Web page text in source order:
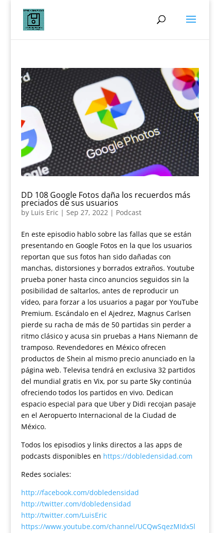
DD 108 Google Fotos daña los recuerdos más
preciados de sus usuarios
by Luis Eric | Sep 27, 2022| Podcast
En este episodio hablo sobre las fallas que se están
presentando en Google Fotos en la que los usuarios
reportan que sus fotos han sido dañadas con
manchas, distorsiones y borrados extraños. Youtube
prueba poner hasta cinco anuncios seguidos sin la
posibilidad de saltarlos, antes de reproducir un
vídeo, para forzar a los usuarios a pagar por YouTube
Premium. Escándalo en el Ajedrez, Magnus Carlsen
pierde su racha de más de 50 partidas sin perder a
ritmo clásico y acusa sin pruebas a Hans Niemann de
tramposo. Revendedores en México ofrecen
productos de Shein al mismo precio anunciado en la
página web. Televisa tendrá en exclusiva 32 partidos
del mundial gratis en Vix, por su parte Sky continúa
ofreciendo todos los partidos en vivo. Dedican
espacio especial para que Uber y Didi recojan pasaje
en el Aeropuerto Internacional de la Ciudad de
México.
Todos los episodios y links directos a las apps de
podcasts disponibles en https://dobledensidad.com
Redes sociales:
http://facebook.com/dobledensidad
http://twitter.com/dobledensidad
http://twitter.com/LuisEric
https://www.youtube.com/channel/UCQwSqezMIdx5l